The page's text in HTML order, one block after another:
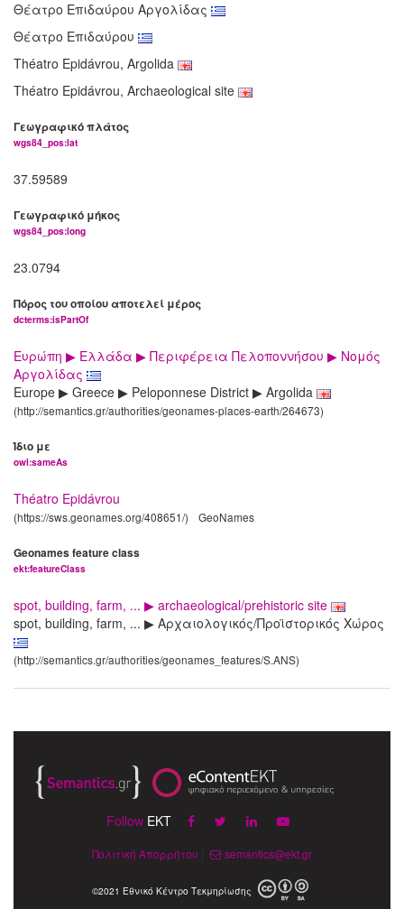
Θέατρο Επιδαύρου Αργολίδας
Θέατρο Επιδαύρου
Théatro Epidávrou, Argolida
Théatro Epidávrou, Archaeological site
Γεωγραφικό πλάτος
wgs84_pos:lat
37.59589
Γεωγραφικό μήκος
wgs84_pos:long
23.0794
Πόρος του οποίου αποτελεί μέρος
dcterms:isPartOf
Ευρώπη ▶ Ελλάδα ▶ Περιφέρεια Πελοποννήσου ▶ Νομός
Αργολίδας
Europe ▶ Greece ▶ Peloponnese District ▶ Argolida
(http://semantics.gr/authorities/geonames-places-earth/264673)
Ίδιο με
owl:sameAs
Théatro Epidávrou
(https://sws.geonames.org/408651/) GeoNames
Geonames feature class
ekt:featureClass
spot, building, farm, ... ▶ archaeological/prehistoric site
spot, building, farm, ... ▶ Αρχαιολογικός/Προϊστορικός Χώρος
(http://semantics.gr/authorities/geonames_features/S.ANS)
Follow EKT
Πολιτική Απορρήτου semantics@ekt.gr
©2021 Εθνικό Κέντρο Τεκμηρίωσης